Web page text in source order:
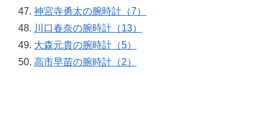
神宮寺勇太の腕時計（7）
川口春奈の腕時計（13）
大森元貴の腕時計（5）
高市早苗の腕時計（2）